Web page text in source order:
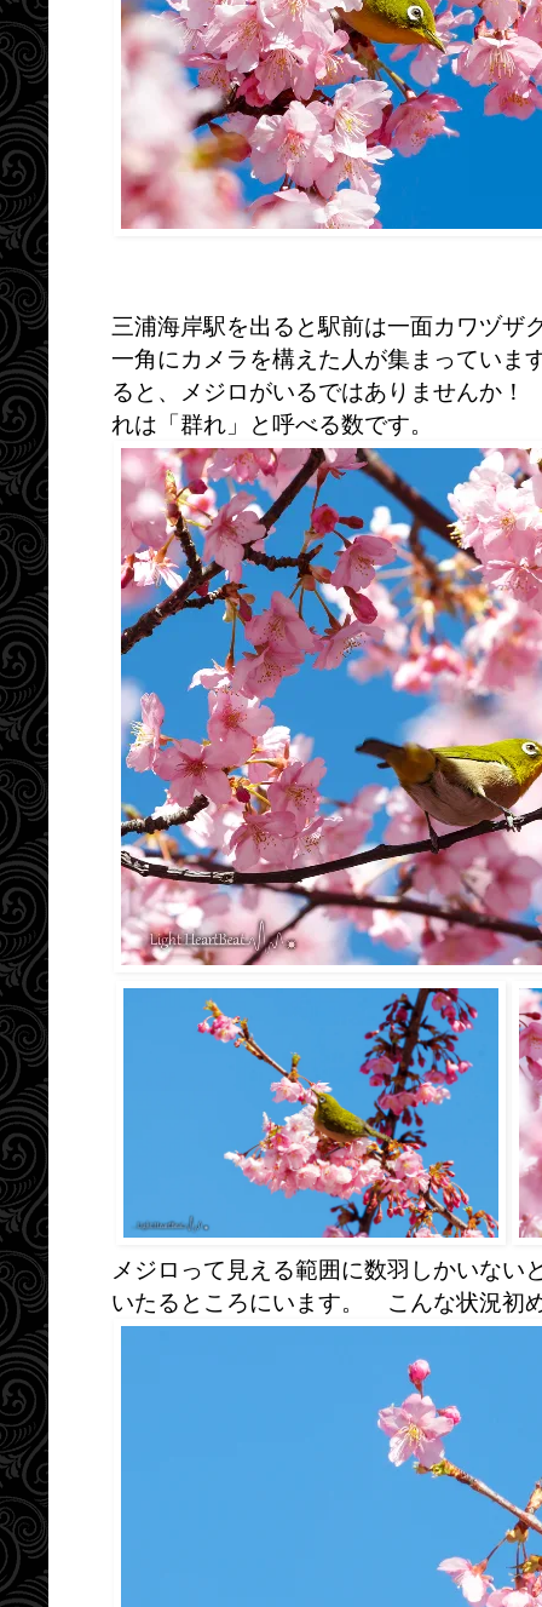
三浦海岸駅を出ると駅前は一面カワヅザ
一角にカメラを構えた人が集まってい
ると、メジロがいるではありませんか
れは「群れ」と呼べる数です。
メジロって見える範囲に数羽しかいない
いたるところにいます。 こんな状況初